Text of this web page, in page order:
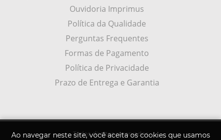
Ao navegar neste site, você aceita os cookies que usamos
Ouvidoria Imprimus
Política da Qualidade
Perguntas Frequentes
Formas de Pagamento
Política de Privacidade
Prazo de Entrega e Garantia
Todos direitos reservados